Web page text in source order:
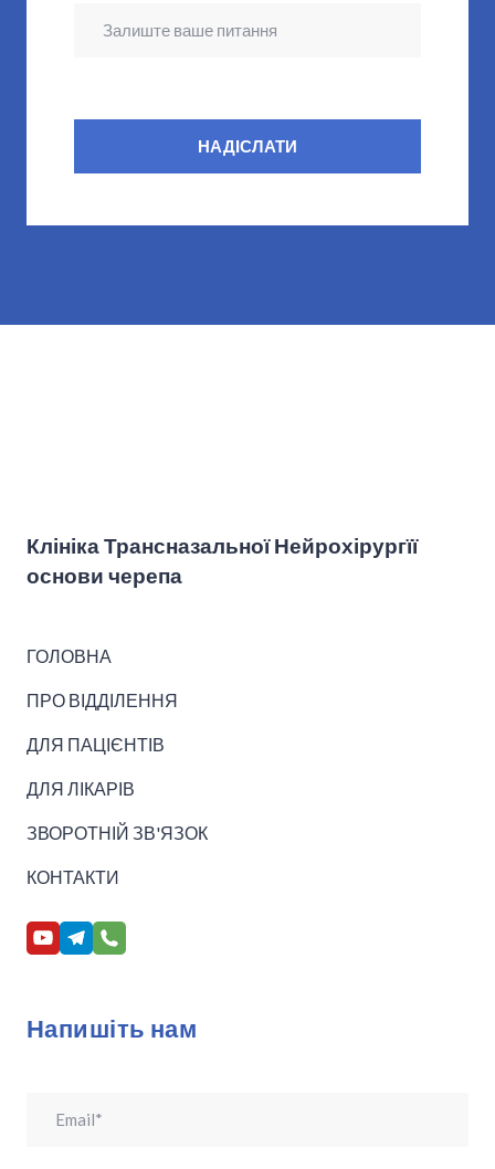
НАДІСЛАТИ
Клініка Трансназальної Нейрохірургїї
основи черепа
ГОЛОВНА
ПРО ВІДДІЛЕННЯ
ДЛЯ ПАЦІЄНТІВ
ДЛЯ ЛІКАРІВ
ЗВОРОТНІЙ ЗВ'ЯЗОК
КОНТАКТИ
Напишіть нам